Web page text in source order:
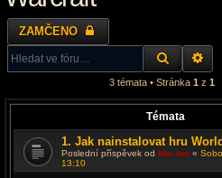
ZAMČENO
HLEDAT
3 témata • Stránka 1 z 1
Témata
1. Jak nainstalovat hru
Poslední příspěvek od Mic-net «
13:10